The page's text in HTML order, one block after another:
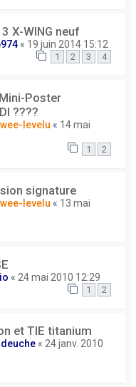
X-WING neuf
« 19 juin 2014 15:12
1 2 3 4
Poster
????
levelu « 14 mai
1 2
signature
levelu « 13 mai
« 24 mai 2010 12:29
1 2
et TIE titanium
« 24 janv. 2010